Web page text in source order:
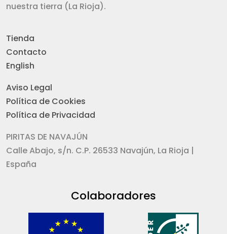
nuestra tierra (La Rioja).
Tienda
Contacto
English
Aviso Legal
Política de Cookies
Política de Privacidad
PIRITAS DE NAVAJÚN
Calle Abajo, s/n. C.P. 26533 Navajún, La Rioja |
España
Colaboradores